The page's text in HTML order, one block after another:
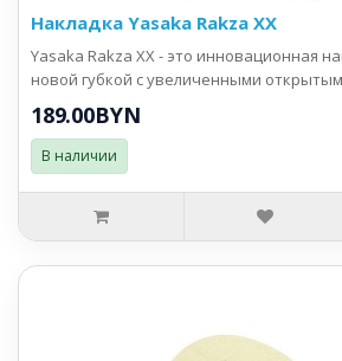
Накладка Yasaka Rakza XX
Yasaka Rakza XX - это инновационная
новой губкой с увеличенными
189.00BYN
В наличии